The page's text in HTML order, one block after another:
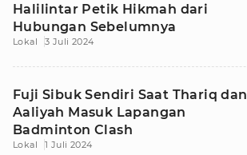
Halilintar Petik Hikmah dari
Hubungan Sebelumnya
Lokal 3 Juli 2024
Fuji Sibuk Sendiri Saat Thariq dan
Aaliyah Masuk Lapangan
Badminton Clash
Lokal 1 Juli 2024